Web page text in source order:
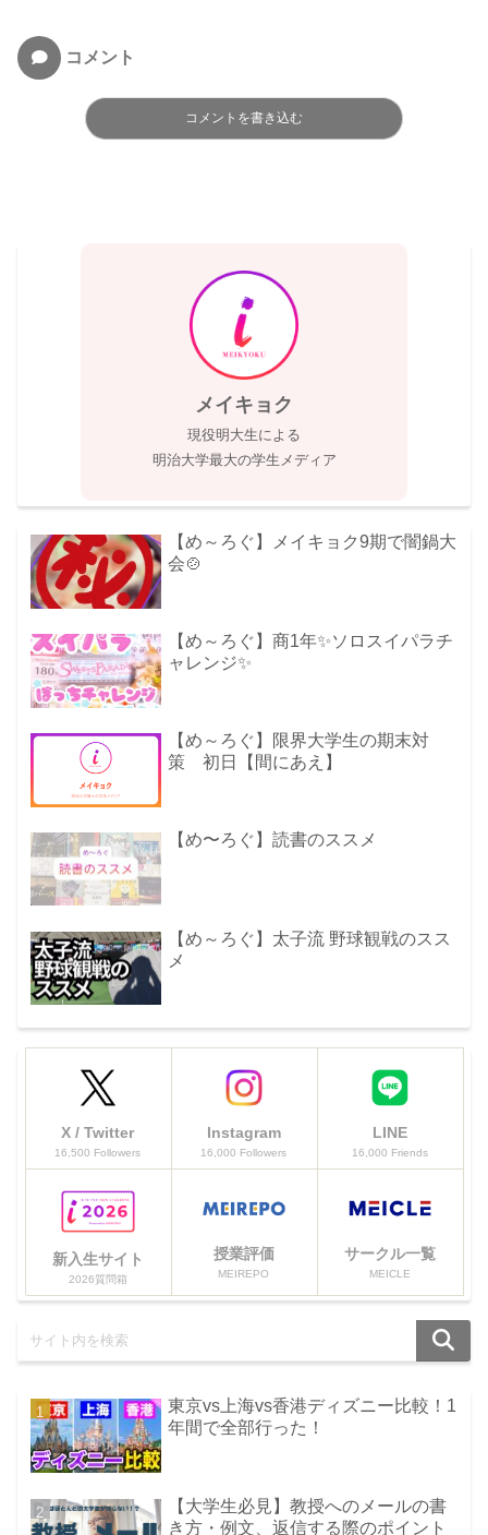
コメント
コメントを書き込む
メイキョク
現役明大生による
明治大学最大の学生メディア
【め～ろぐ】メイキョク9期で闇鍋大
会🍲
【め～ろぐ】商1年✨ソロスイパラチ
ャレンジ✨
【め～ろぐ】限界大学生の期末対
策 初日【間にあえ】
【め〜ろぐ】読書のススメ
【め～ろぐ】太子流 野球観戦のスス
メ
X / Twitter
16,500 Followers
Instagram
16,000 Followers
LINE
16,000 Friends
新入生サイト
2026質問箱
授業評価
MEIREPO
サークル一覧
MEICLE
東京vs上海vs香港ディズニー比較！1
年間で全部行った！
【大学生必見】教授へのメールの書
き方・例文、返信する際のポイント